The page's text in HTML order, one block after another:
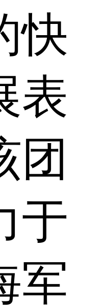
快
表
团
于
军